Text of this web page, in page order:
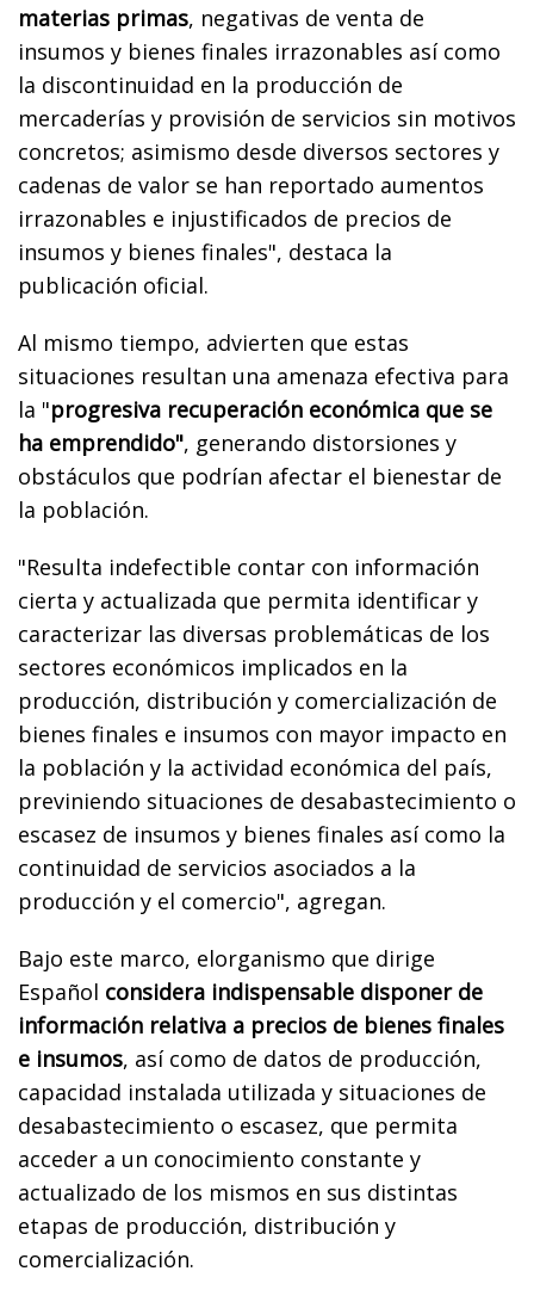
materias primas, negativas de venta de
insumos y bienes finales irrazonables así como
la discontinuidad en la producción de
mercaderías y provisión de servicios sin motivos
concretos; asimismo desde diversos sectores y
cadenas de valor se han reportado aumentos
irrazonables e injustificados de precios de
insumos y bienes finales", destaca la
publicación oficial.
Al mismo tiempo, advierten que estas
situaciones resultan una amenaza efectiva para
la "progresiva recuperación económica que se
ha emprendido", generando distorsiones y
obstáculos que podrían afectar el bienestar de
la población.
"Resulta indefectible contar con información
cierta y actualizada que permita identificar y
caracterizar las diversas problemáticas de los
sectores económicos implicados en la
producción, distribución y comercialización de
bienes finales e insumos con mayor impacto en
la población y la actividad económica del país,
previniendo situaciones de desabastecimiento o
escasez de insumos y bienes finales así como la
continuidad de servicios asociados a la
producción y el comercio", agregan.
Bajo este marco, elorganismo que dirige
Español considera indispensable disponer de
información relativa a precios de bienes finales
e insumos, así como de datos de producción,
capacidad instalada utilizada y situaciones de
desabastecimiento o escasez, que permita
acceder a un conocimiento constante y
actualizado de los mismos en sus distintas
etapas de producción, distribución y
comercialización.